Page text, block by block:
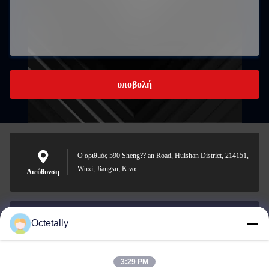
υποβολή
Διεύθυνση
Ο αριθμός 590 Sheng?? an Road, Huishan District, 214151,
Wuxi, Jiangsu, Κίνα
Ηλεκτρονικό
Octetally
3:29 PM